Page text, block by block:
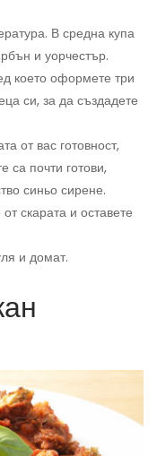
В средна купа
и уорчестър.
което оформете три
си, за да създадете
от вас готовност,
са почти готови,
синьо сирене.
скарата и оставете
и домат.